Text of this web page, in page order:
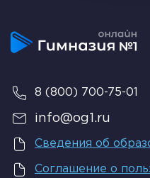
8 (800) 700-75-01
info@og1.ru
Сведения об
Соглашение о